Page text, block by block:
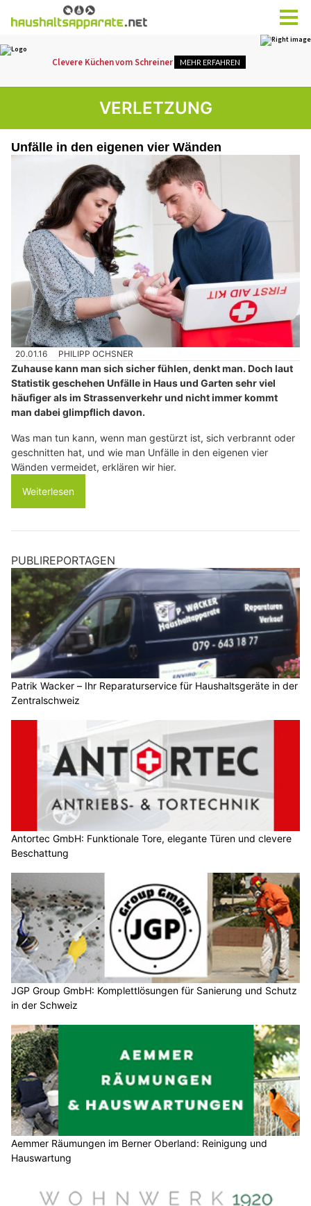
VERLETZUNG
Unfälle in den eigenen vier Wänden
20.01.16 PHILIPP OCHSNER
Zuhause kann man sich sicher fühlen, denkt man. Doch laut
Statistik geschehen Unfälle in Haus und Garten sehr viel
häufiger als im Strassenverkehr und nicht immer kommt
man dabei glimpflich davon.
Was man tun kann, wenn man gestürzt ist, sich verbrannt oder
geschnitten hat, und wie man Unfälle in den eigenen vier
Wänden vermeidet, erklären wir hier.
Weiterlesen
PUBLIREPORTAGEN
Patrik Wacker – Ihr Reparaturservice für Haushaltsgeräte in der
Zentralschweiz
Antortec GmbH: Funktionale Tore, elegante Türen und clevere
Beschattung
JGP Group GmbH: Komplettlösungen für Sanierung und Schutz
in der Schweiz
Aemmer Räumungen im Berner Oberland: Reinigung und
Hauswartung